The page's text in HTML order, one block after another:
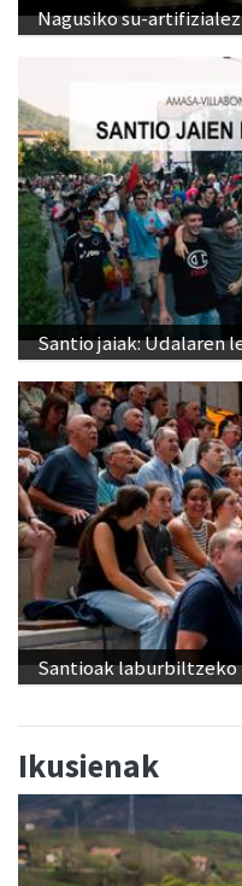
Nagusiko su-
Santio jaiak: Udalaren
Santioak laburbiltzeko
Ikusienak